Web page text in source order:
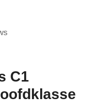
C1